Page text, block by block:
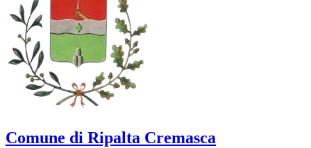
Comune di Ripalta Cremasca